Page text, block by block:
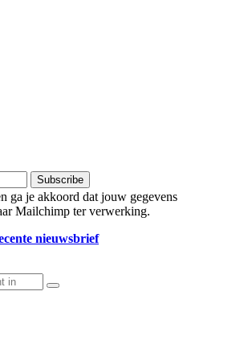
Subscribe
ga je akkoord dat jouw gegevens
Mailchimp ter verwerking.
nieuwsbrief